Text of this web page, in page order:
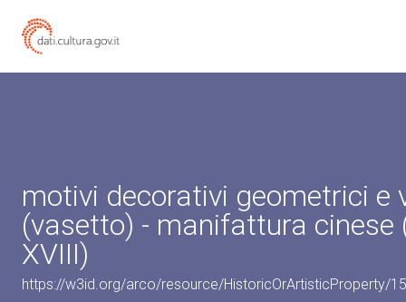
motivi decorativi geometrici e
(vasetto) - manifattura cinese
XVIII)
https://w3id.org/arco/resource/HistoricOrArtisticProperty/